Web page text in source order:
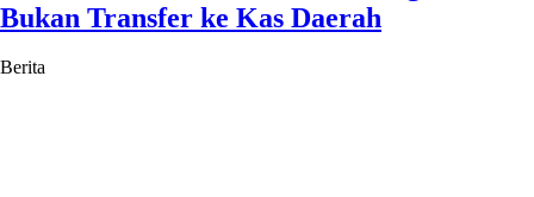
Bukan Transfer ke Kas Daerah
Berita